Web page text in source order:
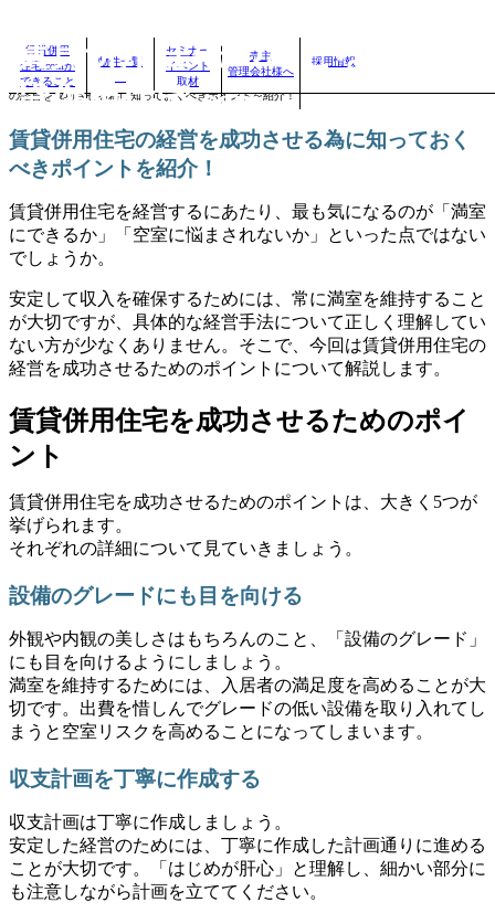
賃貸併用住宅のことなら、賃
貸併用住宅.com
自分に合った賃貸併用住宅を見つけよう！｜>賃貸併用住宅のお役立ちコラム
の経営を成功させる為に知っておくべきポイントを紹介！
賃貸併用住宅の経営を成功させる為に知っておく
べきポイントを紹介！
賃貸併用住宅を経営するにあたり、最も気になるのが「満室
にできるか」「空室に悩まされないか」といった点ではない
でしょうか。
安定して収入を確保するためには、常に満室を維持すること
が大切ですが、具体的な経営手法について正しく理解してい
ない方が少なくありません。そこで、今回は賃貸併用住宅の
経営を成功させるためのポイントについて解説します。
賃貸併用住宅を成功させるためのポイ
ント
賃貸併用住宅を成功させるためのポイントは、大きく5つが
挙げられます。
それぞれの詳細について見ていきましょう。
設備のグレードにも目を向ける
外観や内観の美しさはもちろんのこと、「設備のグレード」
にも目を向けるようにしましょう。
満室を維持するためには、入居者の満足度を高めることが大
切です。出費を惜しんでグレードの低い設備を取り入れてし
まうと空室リスクを高めることになってしまいます。
収支計画を丁寧に作成する
収支計画は丁寧に作成しましょう。
安定した経営のためには、丁寧に作成した計画通りに進める
ことが大切です。「はじめが肝心」と理解し、細かい部分に
も注意しながら計画を立ててください。
賃貸併用
住宅.comが
できること
物件一覧
セミナー
イベント
取材
売主
管理会社様へ
採用情報